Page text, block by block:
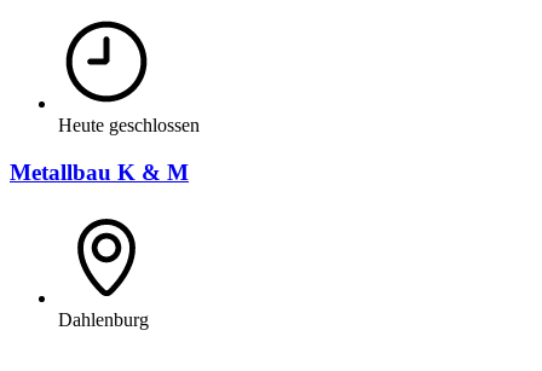
Heute geschlossen
Metallbau K & M
Dahlenburg